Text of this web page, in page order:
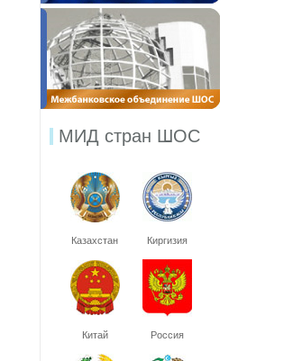
МИД стран ШОС
Казахстан Киргизия
Китай Россия